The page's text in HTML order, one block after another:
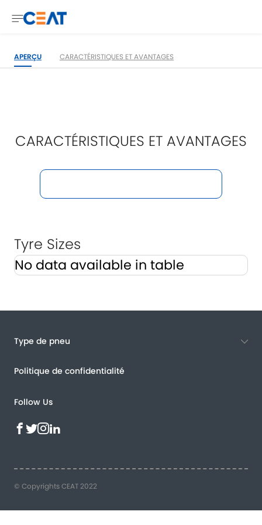
APERÇU CARACTÉRISTIQUES ET AVANTAGES
CARACTÉRISTIQUES ET AVANTAGES
Tyre Sizes
No data available in table
Type de pneu
Politique de confidentialité
Follow Us
© Copyrights CEAT 2022